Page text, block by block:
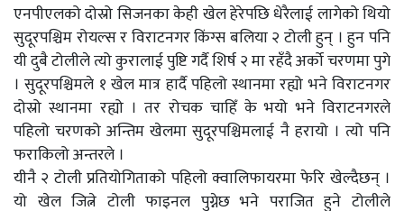
एनपीएलको दोस्रो सिजनका केही खेल हेरेपछि धेरैलाई लागेको थियो
सुदूरपश्चिम रोयल्स र विराटनगर किंग्स बलिया २ टोली हुन् । हुन पनि
यी दुबै टोलीले त्यो कुरालाई पुष्टि गर्दै शिर्ष २ मा रहँदै अर्को चरणमा पुगे
। सुदूरपश्चिमले १ खेल मात्र हार्दै पहिलो स्थानमा रह्यो भने विराटनगर
दोस्रो स्थानमा रह्यो । तर रोचक चाहिँ के भयो भने विराटनगरले
पहिलो चरणको अन्तिम खेलमा सुदूरपश्चिमलाई नै हरायो । त्यो पनि
फराकिलो अन्तरले ।
यीनै २ टोली प्रतियोगिताको पहिलो क्वालिफायरमा फेरि खेल्दैछन् ।
यो खेल जित्ने टोली फाइनल पुग्नेछ भने पराजित हुने टोलीले